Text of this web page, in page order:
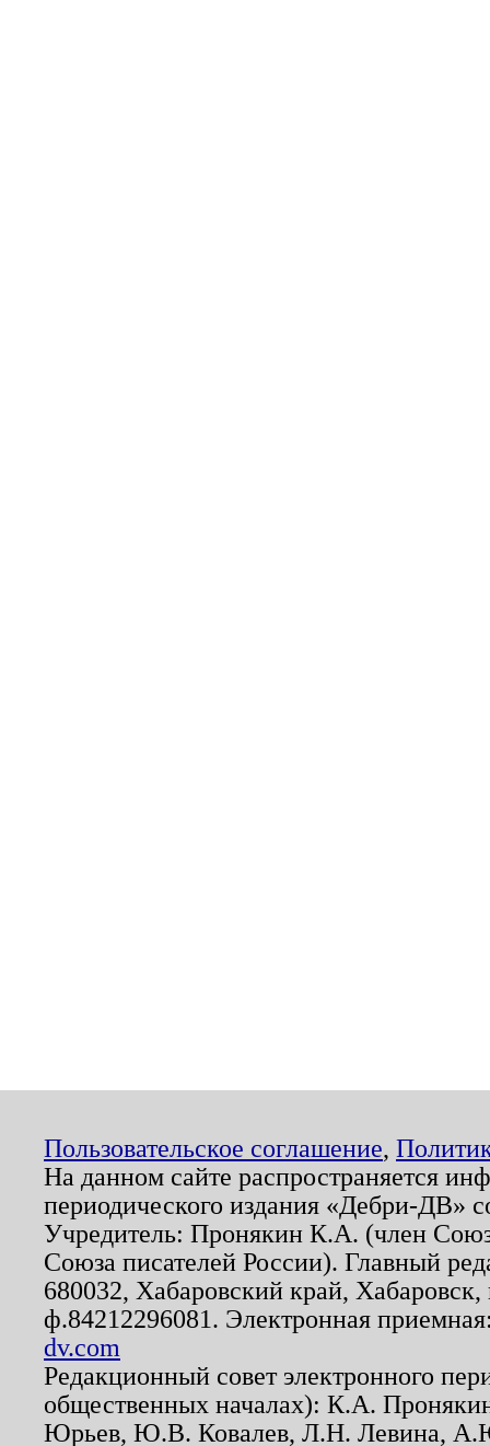
Пользовательское соглашение,
На данном сайте распространяется
периодического издания «Дебри-ДВ»
Учредитель: Пронякин К.А. (член
Союза писателей России). Главный
680032, Хабаровский край,
ф.84212296081. Электронная
dv.com
Редакционный совет электронного
общественных началах): К.А.
Юрьев, Ю.В. Ковалев, Л.Н. Левина,